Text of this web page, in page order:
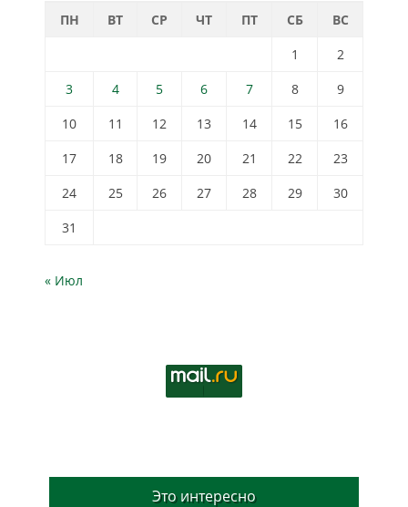
ПН ВТ СР ЧТ ПТ СБ
ВС
1
2
3
4 5 6 7 8
9
10
11 12 13 14 15
16
17
18 19 20 21 22
23
24
25 26 27 28 29
30
31
« Июл
Это интересно